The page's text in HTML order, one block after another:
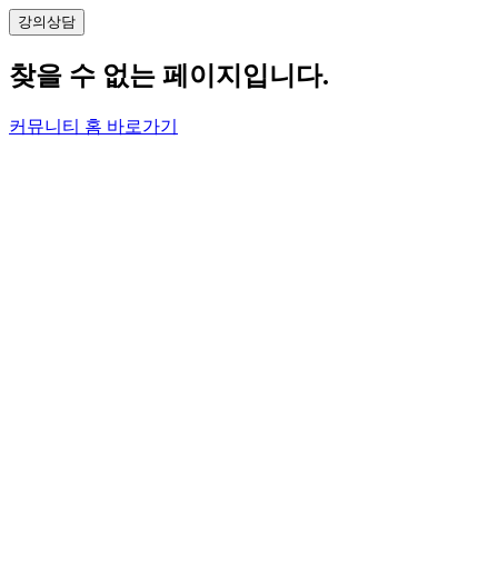
강의상담
찾을 수 없는 페이지입니다.
커뮤니티 홈 바로가기